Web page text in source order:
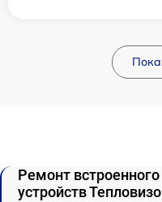
Ремонт
устройств